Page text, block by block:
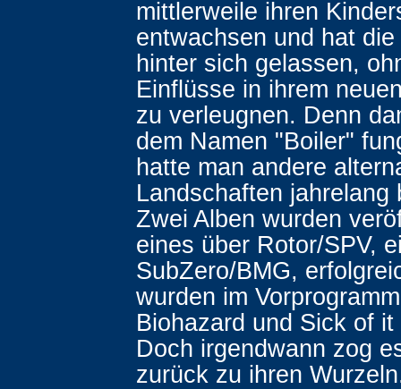
mittlerweile ihren
entwachsen und hat
hinter sich gelassen,
Einflüsse in ihrem
zu verleugnen. Denn
dem Namen "Boiler"
hatte man andere
Landschaften jahrelang
Zwei Alben wurden
eines über Rotor/SPV,
SubZero/BMG,
wurden im
Biohazard und Sick of
Doch irgendwann zog
zurück zu ihren